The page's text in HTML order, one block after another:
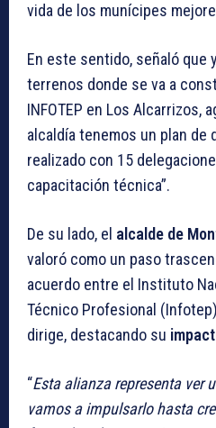
vida de los munícipes
En este sentido, señaló que
terrenos donde se va a
INFOTEP en Los Alcarrizos,
alcaldía tenemos un plan de
realizado con 15
capacitación técnica”.
De su lado, el alcalde de
valoró como un paso
acuerdo entre el Instituto
Técnico Profesional
dirige, destacando su
“Esta alianza representa ver
vamos a impulsarlo hasta